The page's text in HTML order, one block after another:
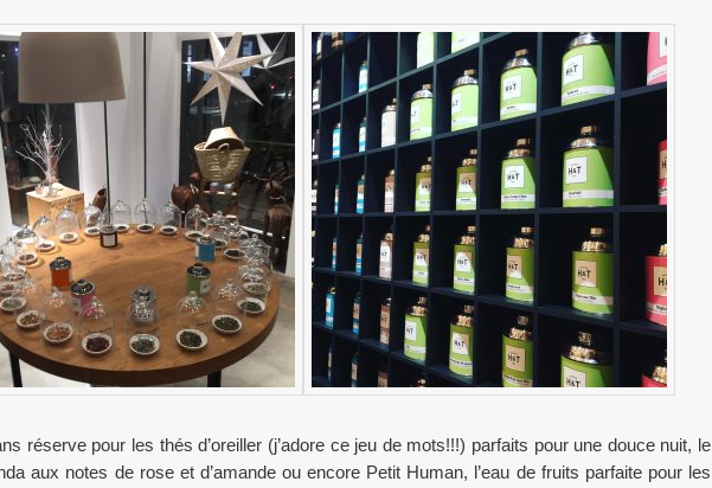
réserve pour les thés d’oreiller (j’adore ce jeu de mots!!!) parfaits pour une douce nuit, le
aux notes de rose et d’amande ou encore Petit Human, l’eau de fruits parfaite pour les